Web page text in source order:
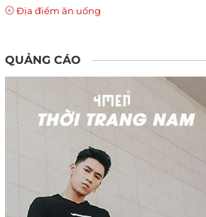
Địa điểm ăn uống
QUẢNG CÁO